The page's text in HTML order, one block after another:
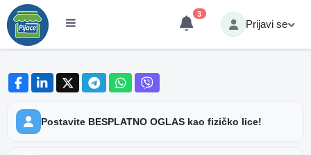
3
Prijavi se
Postavite BESPLATNO OGLAS kao fizičko lice!